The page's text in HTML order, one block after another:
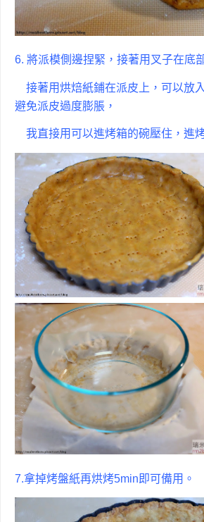
6. 將派模側邊捏緊，接著用叉子在底
接著用烘焙紙鋪在派皮上，可以放
避免派皮過度膨脹，
我直接用可以進烤箱的碗壓住，進
7.拿掉烤盤紙再烘烤5min即可備用。